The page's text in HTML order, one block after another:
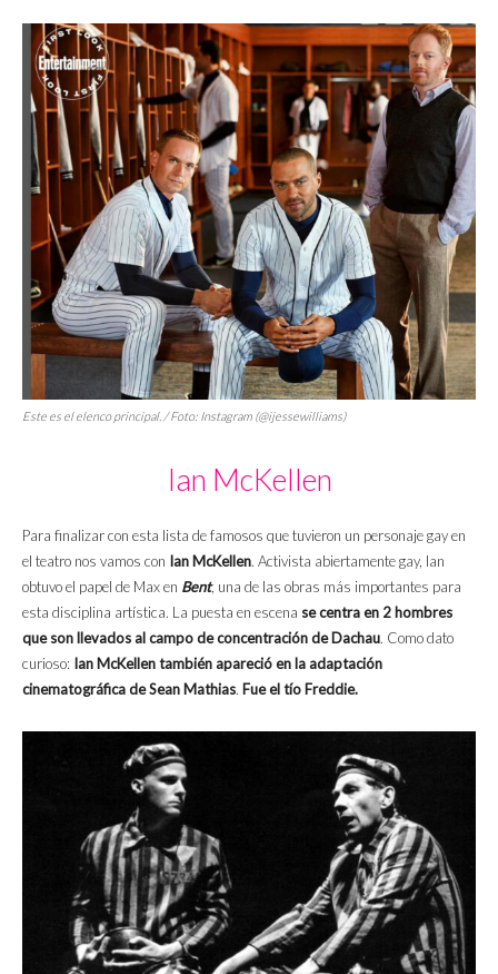
Este es el elenco principal. / Foto: Instagram (@ijessewilliams)
Ian McKellen
Para finalizar con esta lista de famosos que tuvieron un personaje gay en
el teatro nos vamos con Ian McKellen. Activista abiertamente gay, Ian
obtuvo el papel de Max en Bent, una de las obras más importantes para
esta disciplina artística. La puesta en escena se centra en 2 hombres
que son llevados al campo de concentración de Dachau. Como dato
curioso: Ian McKellen también apareció en la adaptación
cinematográfica de Sean Mathias. Fue el tío Freddie.